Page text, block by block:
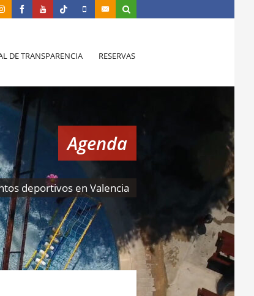
DE TRANSPARENCIA RESERVAS
Agenda
deportivos en Valencia